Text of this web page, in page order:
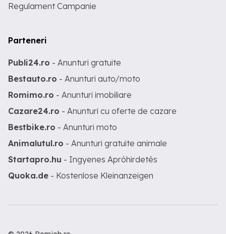
Regulament Campanie
Parteneri
Publi24.ro - Anunturi gratuite
Bestauto.ro - Anunturi auto/moto
Romimo.ro - Anunturi imobiliare
Cazare24.ro - Anunturi cu oferte de cazare
Bestbike.ro - Anunturi moto
Animalutul.ro - Anunturi gratuite animale
Startapro.hu - Ingyenes Apróhirdetés
Quoka.de - Kostenlose Kleinanzeigen